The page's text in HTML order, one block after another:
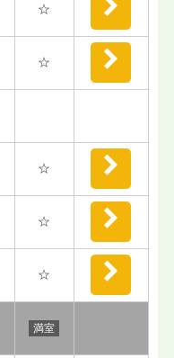
☆
☆
☆
☆
☆
満室